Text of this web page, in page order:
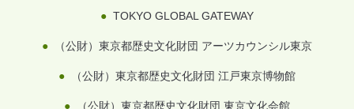
TOKYO GLOBAL GATEWAY
（公財）東京都歴史文化財団 アーツカウンシル東京
（公財）東京都歴史文化財団 江戸東京博物館
（公財）東京都歴史文化財団 東京文化会館